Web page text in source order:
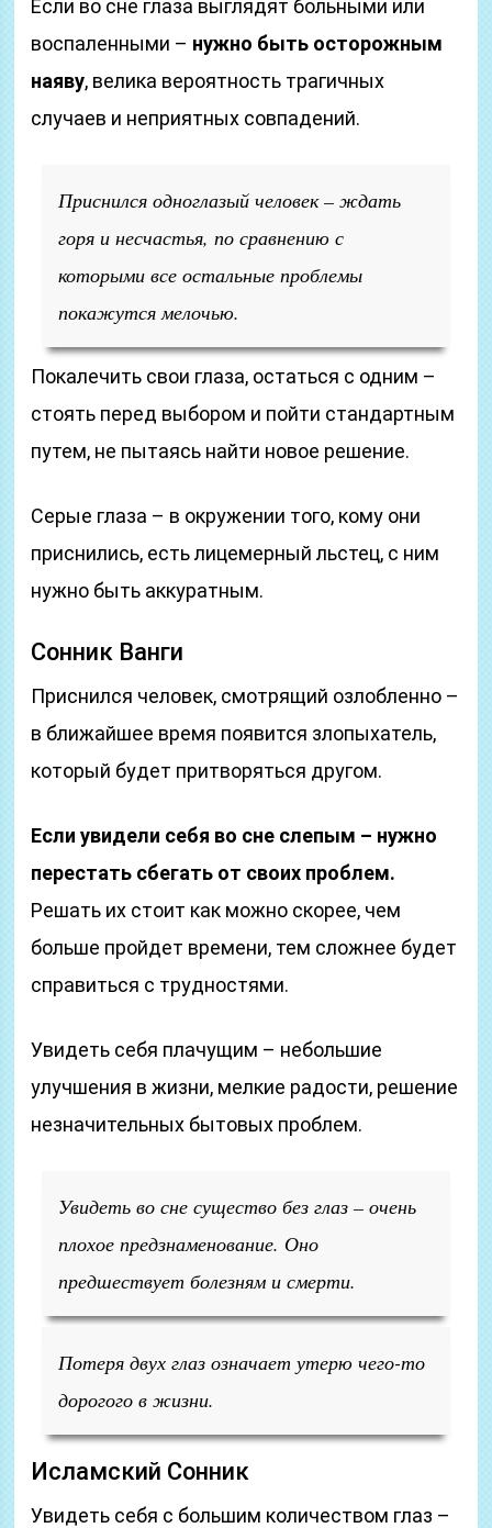
Если во сне глаза выглядят больными или
воспаленными – нужно быть осторожным
наяву, велика вероятность трагичных
случаев и неприятных совпадений.
Приснился одноглазый человек – ждать
горя и несчастья, по сравнению с
которыми все остальные проблемы
покажутся мелочью.
Покалечить свои глаза, остаться с одним –
стоять перед выбором и пойти стандартным
путем, не пытаясь найти новое решение.
Серые глаза – в окружении того, кому они
приснились, есть лицемерный льстец, с ним
нужно быть аккуратным.
Cонник Ванги
Приснился человек, смотрящий озлобленно –
в ближайшее время появится злопыхатель,
который будет притворяться другом.
Если увидели себя во сне слепым – нужно
перестать сбегать от своих проблем.
Решать их стоит как можно скорее, чем
больше пройдет времени, тем сложнее будет
справиться с трудностями.
Увидеть себя плачущим – небольшие
улучшения в жизни, мелкие радости, решение
незначительных бытовых проблем.
Увидеть во сне существо без глаз – очень
плохое предзнаменование. Оно
предшествует болезням и смерти.
Потеря двух глаз означает утерю чего-то
дорогого в жизни.
Исламский Cонник
Увидеть себя с большим количеством глаз –